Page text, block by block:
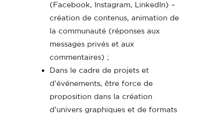
(Facebook, Instagram, LinkedIn) –
création de contenus, animation de
la communauté (réponses aux
messages privés et aux
commentaires) ;
Dans le cadre de projets et
d’événements, être force de
proposition dans la création
d’univers graphiques et de formats